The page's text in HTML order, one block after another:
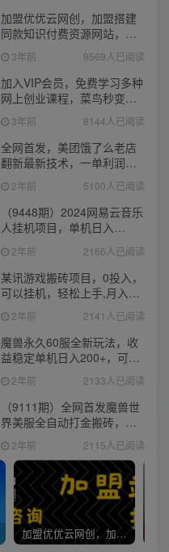
加盟优优云网创，加盟搭建同款知识付费资源网站，实现长期稳定被动收入~
加盟优优云网创，加盟搭建
同款知识付费资源网站，实
现长期稳定被动收入~
3年前 9569人已阅读
加入VIP会员，免费学习多种
网上创业课程，菜鸟秒变大
神！
3年前 8144人已阅读
全网首发，美团饿了么老店
翻新最新技术，一单利润
300-600
2年前 5100人已阅读
（9448期）2024网易云音乐
人挂机项目，单机日入
150+，无脑月入5000+
2年前 2166人已阅读
某讯游戏搬砖项目，0投入，
可以挂机，轻松上手,月入
3000+上不封顶
2年前 2141人已阅读
魔兽永久60服全新玩法，收
益稳定单机日入200+，可以
多开矩阵操作。
2年前 2133人已阅读
（9111期）全网首发魔兽世
界美服全自动打金搬砖，日
入1000+，简单好操作，保
姆级教学
2年前 2115人已阅读